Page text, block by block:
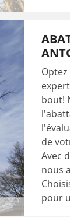
bout!
de
Avec
nous
pour